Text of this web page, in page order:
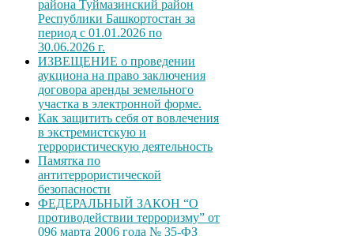
района Туймазинский район
Республики Башкортостан за
период с 01.01.2026 по
30.06.2026 г.
ИЗВЕЩЕНИЕ о проведении
аукциона на право заключения
договора аренды земельного
участка в электронной форме.
Как защитить себя от вовлечения
в экстремистскую и
террористическую деятельность
Памятка по
антитеррористической
безопасности
ФЕДЕРАЛЬНЫЙ ЗАКОН “О
противодействии терроризму” от
096 марта 2006 года № 35-ФЗ